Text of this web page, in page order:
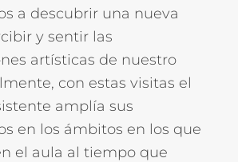
a descubrir una nueva
y sentir las
artísticas de nuestro
con estas visitas el
amplía sus
en los ámbitos en los que
el aula al tiempo que